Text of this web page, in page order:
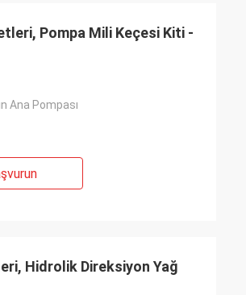
Pompa Mili Keçesi Kiti -
Ana Pompası
Hidrolik Direksiyon Yağ